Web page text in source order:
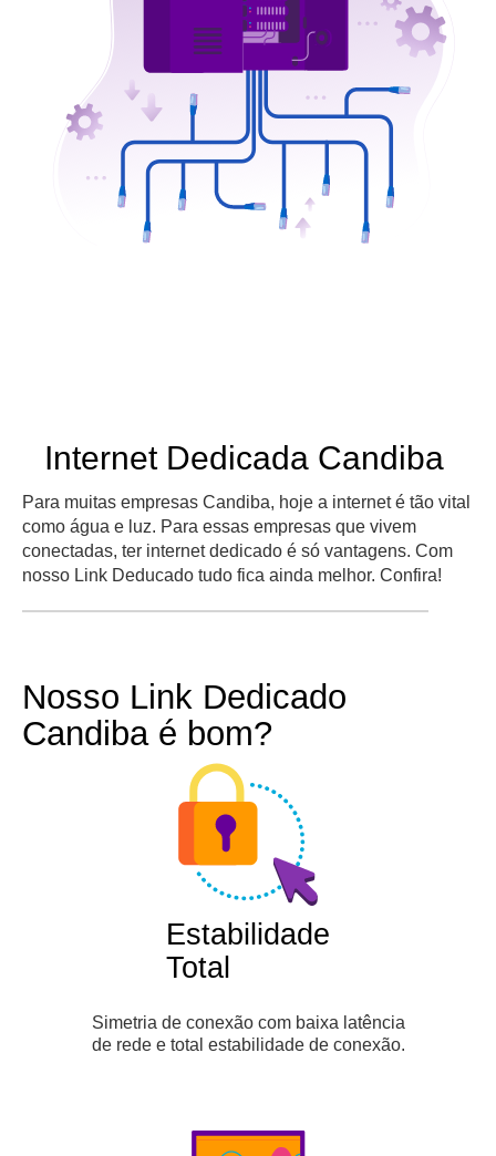
Internet Dedicada Candiba
Para muitas empresas Candiba, hoje a internet é tão vital
como água e luz. Para essas empresas que vivem
conectadas, ter internet dedicado é só vantagens. Com
nosso Link Deducado tudo fica ainda melhor. Confira!
Nosso Link Dedicado
Candiba é bom?
Estabilidade
Total
Simetria de conexão com baixa latência
de rede e total estabilidade de conexão.